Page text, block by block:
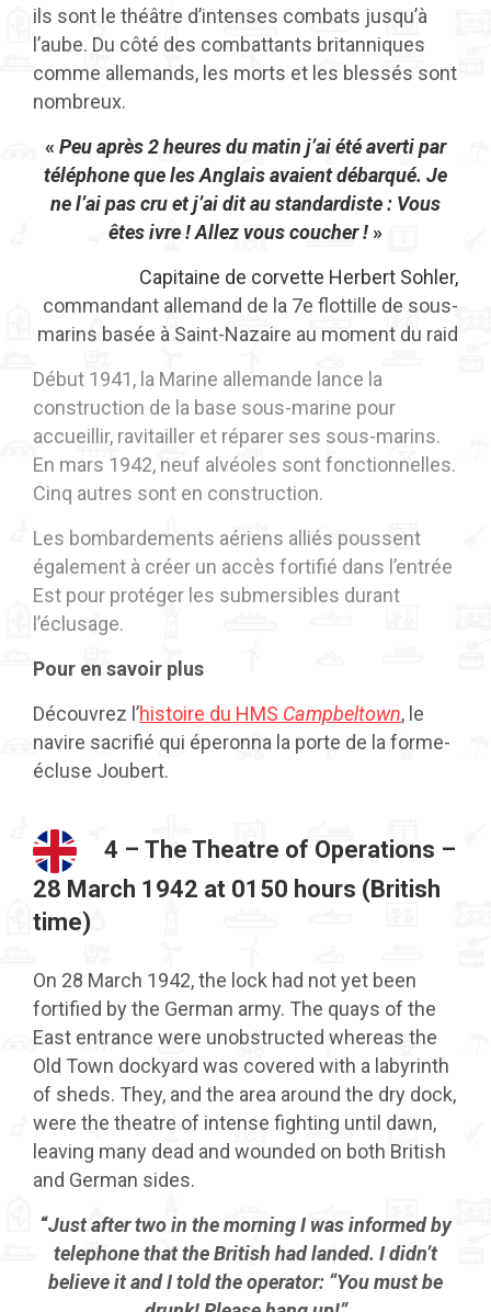
ils sont le théâtre d’intenses combats jusqu’à
l’aube. Du côté des combattants britanniques
comme allemands, les morts et les blessés sont
nombreux.
« Peu après 2 heures du matin j’ai été averti par
téléphone que les Anglais avaient débarqué. Je
ne l’ai pas cru et j’ai dit au standardiste : Vous
êtes ivre ! Allez vous coucher ! »
Capitaine de corvette Herbert Sohler,
commandant allemand de la 7e flottille de sous-
marins basée à Saint-Nazaire au moment du raid
Début 1941, la Marine allemande lance la
construction de la base sous-marine pour
accueillir, ravitailler et réparer ses sous-marins.
En mars 1942, neuf alvéoles sont fonctionnelles.
Cinq autres sont en construction.
Les bombardements aériens alliés poussent
également à créer un accès fortifié dans l’entrée
Est pour protéger les submersibles durant
l’éclusage.
Pour en savoir plus
Découvrez l’histoire du HMS Campbeltown, le
navire sacrifié qui éperonna la porte de la forme-
écluse Joubert.
4 – The Theatre of Operations –
28 March 1942 at 0150 hours (British
time)
On 28 March 1942, the lock had not yet been
fortified by the German army. The quays of the
East entrance were unobstructed whereas the
Old Town dockyard was covered with a labyrinth
of sheds. They, and the area around the dry dock,
were the theatre of intense fighting until dawn,
leaving many dead and wounded on both British
and German sides.
“Just after two in the morning I was informed by
telephone that the British had landed. I didn’t
believe it and I told the operator: “You must be